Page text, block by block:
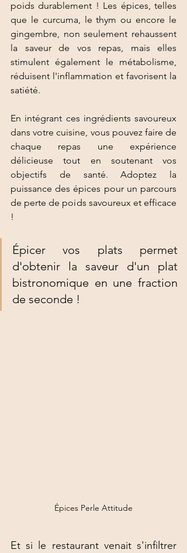
poids durablement ! Les épices, telles
que le curcuma, le thym ou encore le
gingembre, non seulement rehaussent
la saveur de vos repas, mais elles
stimulent également le métabolisme,
réduisent l'inflammation et favorisent la
satiété.
En intégrant ces ingrédients savoureux
dans votre cuisine, vous pouvez faire de
chaque repas une expérience
délicieuse tout en soutenant vos
objectifs de santé. Adoptez la
puissance des épices pour un parcours
de perte de poids savoureux et efficace
!
Épicer vos plats permet
d'obtenir la saveur d'un plat
bistronomique en une fraction
de seconde !
Épices Perle Attitude
Et si le restaurant venait s'infiltrer